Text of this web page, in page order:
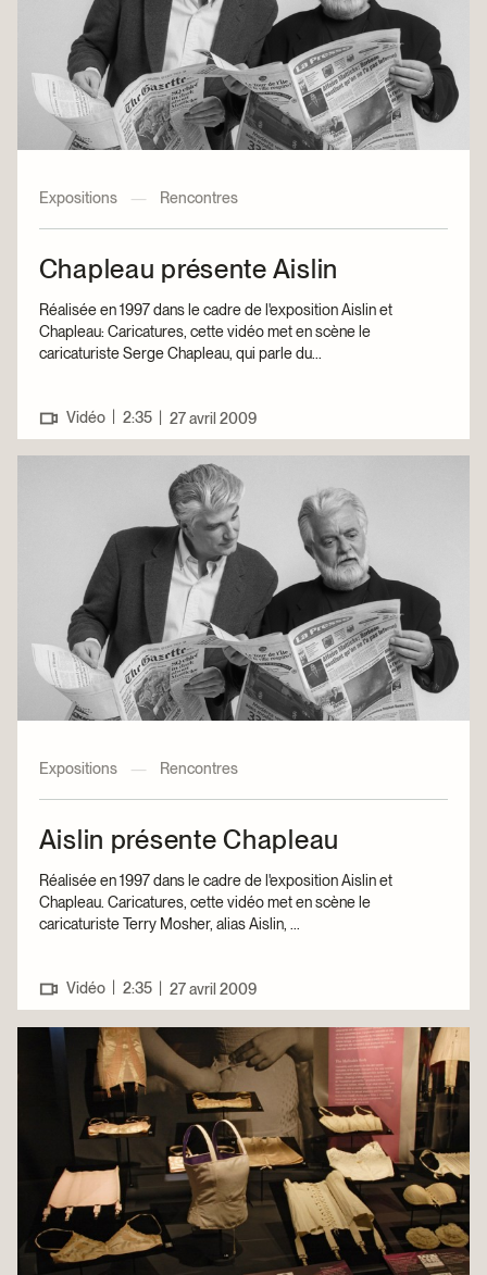
Expositions — Rencontres
Chapleau présente Aislin
Réalisée en 1997 dans le cadre de l'exposition Aislin et
Chapleau: Caricatures, cette vidéo met en scène le
caricaturiste Serge Chapleau, qui parle du...
Vidéo 2:35 27 avril 2009
Expositions — Rencontres
Aislin présente Chapleau
Réalisée en 1997 dans le cadre de l'exposition Aislin et
Chapleau. Caricatures, cette vidéo met en scène le
caricaturiste Terry Mosher, alias Aislin, ...
Vidéo 2:35 27 avril 2009